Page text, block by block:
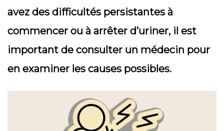
avez des difficultés persistantes à
commencer ou à arrêter d’uriner, il est
important de consulter un médecin pour
en examiner les causes possibles.